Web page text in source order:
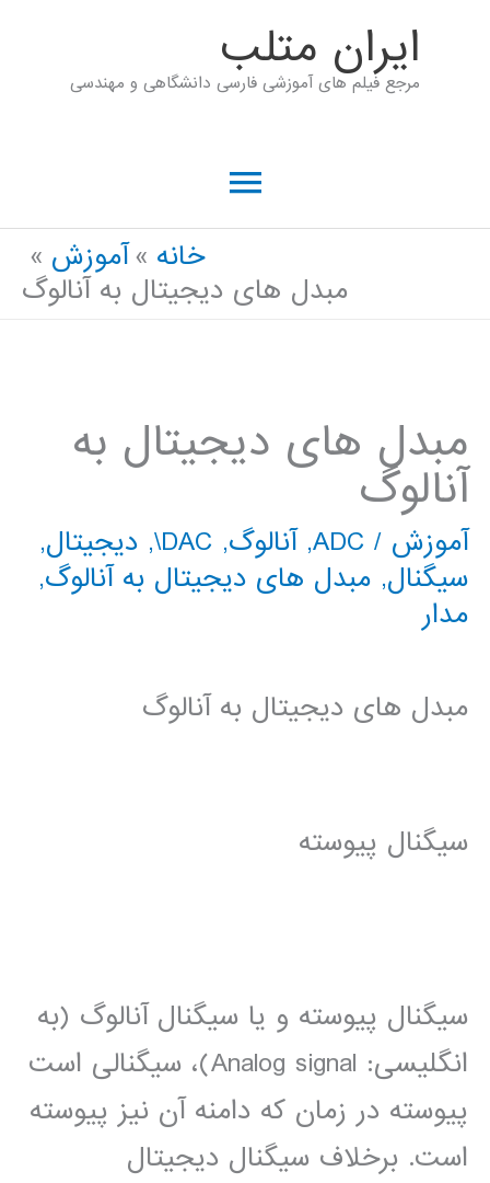
ايران متلب
مرجع فیلم های آموزشی فارسی دانشگاهی و مهندسی
فهرست
اصلی
خانه
آموزش
مبدل های دیجیتال به آنالوگ
مبدل های دیجیتال به
آنالوگ
آموزش /
ADC
,آنالوگ,
DAC\
, دیجیتال,
سیگنال, مبدل های دیجیتال به آنالوگ,
مدار
مبدل های دیجیتال به آنالوگ
سیگنال پیوسته
سیگنال ‫پیوسته ‫و یا سیگنال آنالوگ (به
انگلیسی: Analog signal)، سیگنالی است
پیوسته در زمان که دامنه آن نیز پیوسته
است. برخلاف سیگنال دیجیتال